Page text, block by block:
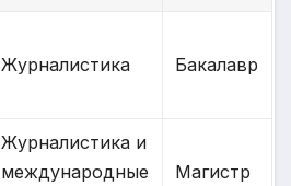
Журналистика Бакалавр
Журналистика и
международные
Магистр